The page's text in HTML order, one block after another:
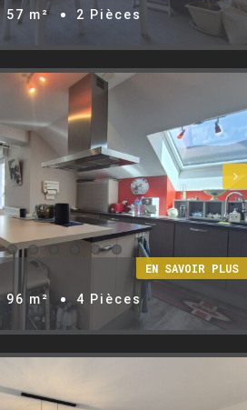
57 m²
2 Pièces

96 m²
4 Pièces